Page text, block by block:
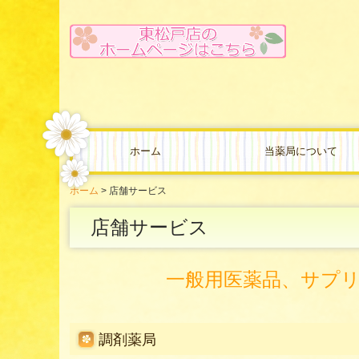
ホーム 当薬局について
ホーム 店舗サービス
店舗サービス
一般用医薬品、サプ
調剤薬局